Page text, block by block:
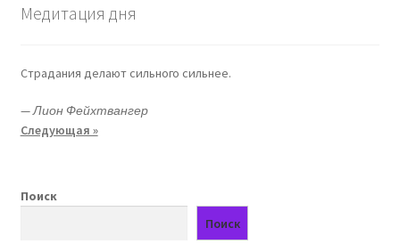
Медитация дня
Страдания делают сильного сильнее.
—Лион Фейхтвангер
Следующая »
Поиск
Поиск